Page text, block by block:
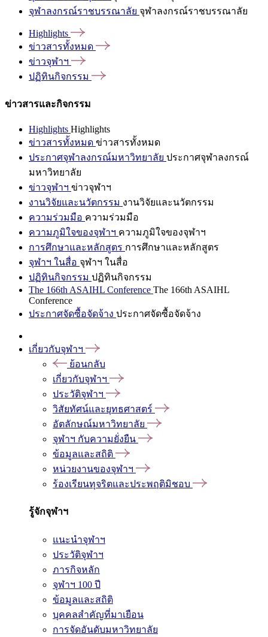
จุฬาลงกรณ์ราชบรรณาลัย จุฬาลงกรณ์ราชบรรณาลัย
Highlights
ข่าวสารทั้งหมด
ข่าวจุฬาฯ
ปฏิทินกิจกรรม
ข่าวสารและกิจกรรม
Highlights Highlights
ข่าวสารทั้งหมด ข่าวสารทั้งหมด
ประกาศจุฬาลงกรณ์มหาวิทยาลัย ประกาศจุฬาลงกรณ์
มหาวิทยาลัย
ข่าวจุฬาฯ ข่าวจุฬาฯ
งานวิจัยและนวัตกรรม งานวิจัยและนวัตกรรม
ความร่วมมือ ความร่วมมือ
ความภูมิใจของจุฬาฯ ความภูมิใจของจุฬาฯ
การศึกษาและหลักสูตร การศึกษาและหลักสูตร
จุฬาฯ ในสื่อ จุฬาฯ ในสื่อ
ปฏิทินกิจกรรม ปฏิทินกิจกรรม
The 166th ASAIHL Conference The 166th ASAIHL
Conference
ประกาศจัดซื้อจัดจ้าง ประกาศจัดซื้อจัดจ้าง
เกี่ยวกับจุฬาฯ
ย้อนกลับ
เกี่ยวกับจุฬาฯ
ประวัติจุฬาฯ
วิสัยทัศน์และยุทธศาสตร์
อัตลักษณ์มหาวิทยาลัย
จุฬาฯ กับความยั่งยืน
ข้อมูลและสถิติ
หน่วยงานของจุฬาฯ
ร้องเรียนทุจริตและประพฤติมิชอบ
รู้จักจุฬาฯ
แนะนำจุฬาฯ
ประวัติจุฬาฯ
ภารกิจหลัก
จุฬาฯ 100 ปี
ข้อมูลและสถิติ
บุคคลสำคัญที่มาเยือน
การจัดอันดับมหาวิทยาลัย